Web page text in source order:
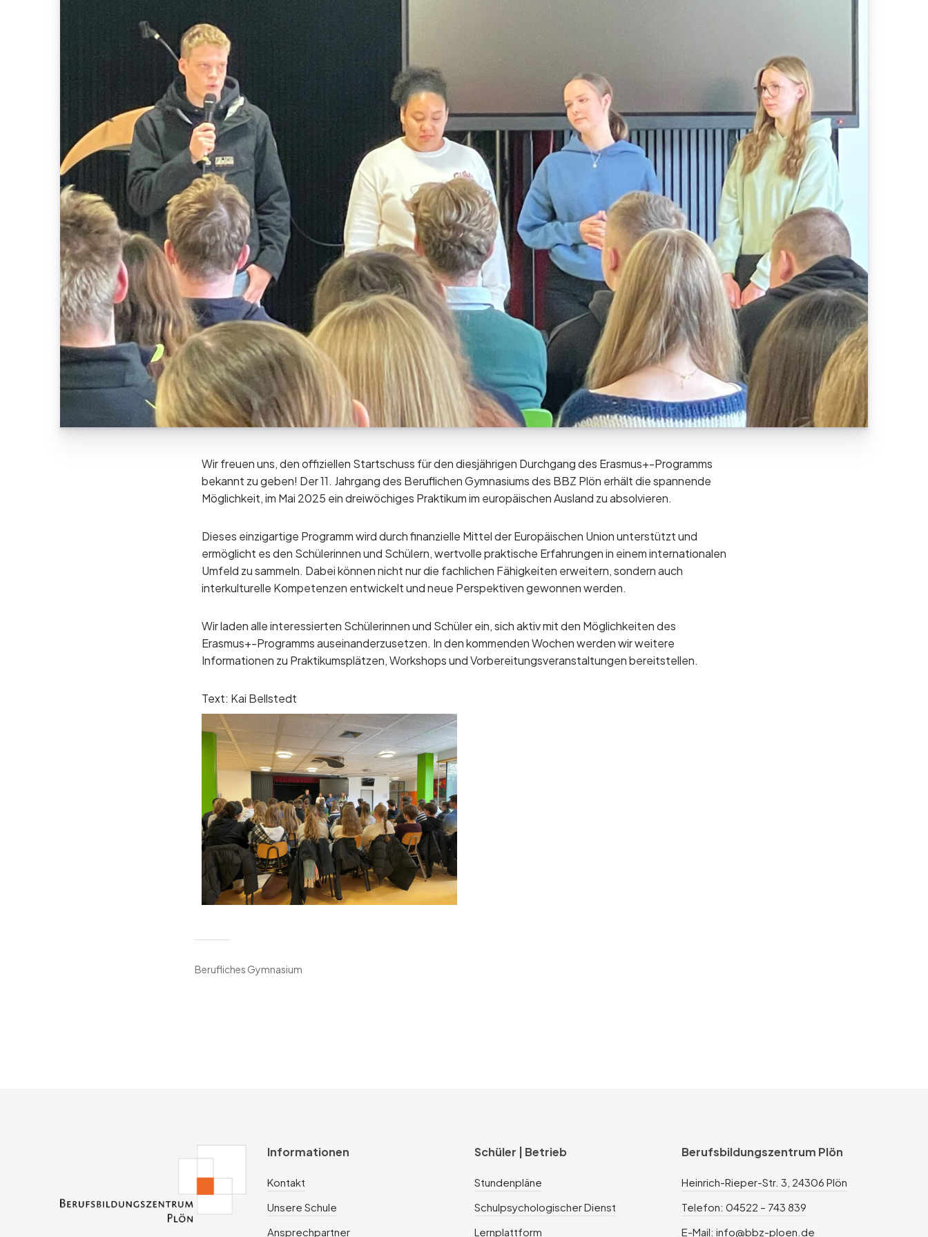
Wir freuen uns, den offiziellen Startschuss für den diesjährigen Durchgang des Erasmus+-Programms
bekannt zu geben! Der 11. Jahrgang des Beruflichen Gymnasiums des BBZ Plön erhält die spannende
Möglichkeit, im Mai 2025 ein dreiwöchiges Praktikum im europäischen Ausland zu absolvieren.
Dieses einzigartige Programm wird durch finanzielle Mittel der Europäischen Union unterstützt und
ermöglicht es den Schülerinnen und Schülern, wertvolle praktische Erfahrungen in einem internationalen
Umfeld zu sammeln. Dabei können nicht nur die fachlichen Fähigkeiten erweitern, sondern auch
interkulturelle Kompetenzen entwickelt und neue Perspektiven gewonnen werden.
Wir laden alle interessierten Schülerinnen und Schüler ein, sich aktiv mit den Möglichkeiten des
Erasmus+-Programms auseinanderzusetzen. In den kommenden Wochen werden wir weitere
Informationen zu Praktikumsplätzen, Workshops und Vorbereitungsveranstaltungen bereitstellen.
Text: Kai Bellstedt
Berufliches Gymnasium
Informationen
Kontakt
Unsere Schule
Ansprechpartner
Schüler | Betrieb
Stundenpläne
Schulpsychologischer Dienst
Lernplattform
Berufsbildungszentrum Plön
Heinrich-Rieper-Str. 3, 24306 Plön
Telefon: 04522 – 743 839
E-Mail: info@bbz-ploen.de